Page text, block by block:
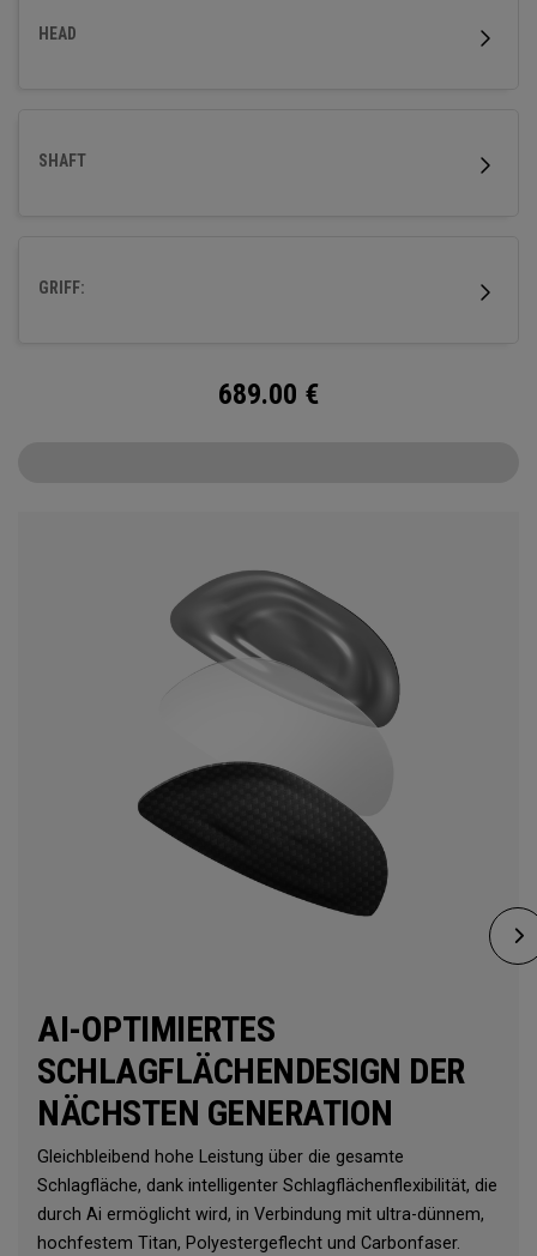
HEAD
SHAFT
GRIFF:
689.00 €
AI-OPTIMIERTES
SCHLAGFLÄCHENDESIGN DER
NÄCHSTEN GENERATION
Gleichbleibend hohe Leistung über die gesamte
Schlagfläche, dank intelligenter Schlagflächenflexibilität, die
durch Ai ermöglicht wird, in Verbindung mit ultra-dünnem,
hochfestem Titan, Polyestergeflecht und Carbonfaser.